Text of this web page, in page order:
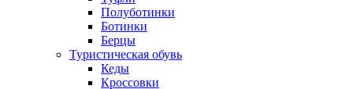
Полуботинки
Ботинки
Берцы
Туристическая обувь
Кеды
Кроссовки